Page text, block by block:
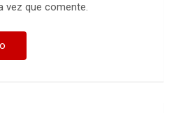
vez que comente.